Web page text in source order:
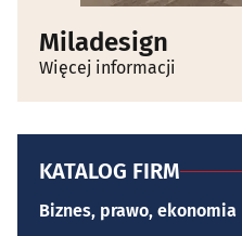
Miladesign
Więcej informacji
KATALOG FIRM
Biznes, prawo, ekonomia